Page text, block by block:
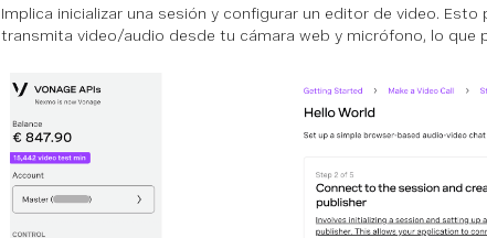
Implica inicializar una sesión y configurar un editor de video.
transmita video/audio desde tu cámara web y micrófono, lo que